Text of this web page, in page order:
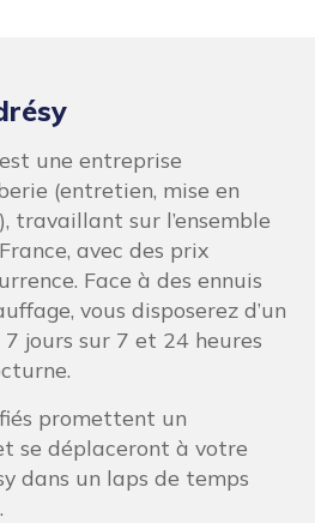
une entreprise
(entretien, mise en
travaillant sur l’ensemble
avec des prix
Face à des ennuis
vous disposerez d’un
jours sur 7 et 24 heures
promettent un
se déplaceront à votre
dans un laps de temps